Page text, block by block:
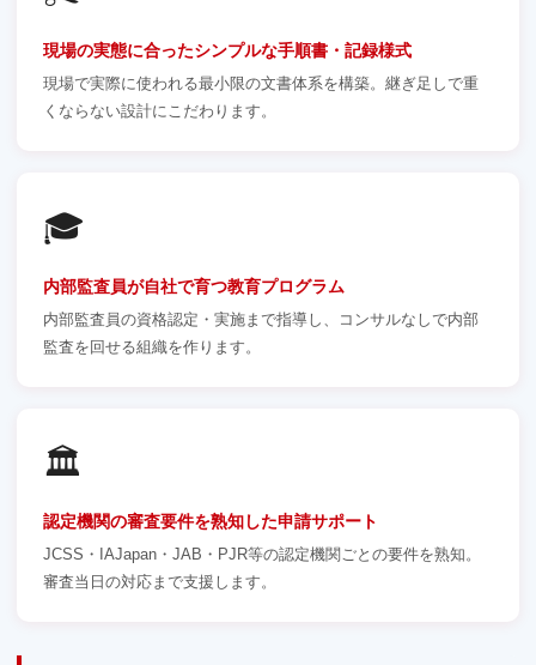
現場の実態に合ったシンプルな手順書・記録様式
現場で実際に使われる最小限の文書体系を構築。継ぎ足しで重
くならない設計にこだわります。
🎓
内部監査員が自社で育つ教育プログラム
内部監査員の資格認定・実施まで指導し、コンサルなしで内部
監査を回せる組織を作ります。
🏛️
認定機関の審査要件を熟知した申請サポート
JCSS・IAJapan・JAB・PJR等の認定機関ごとの要件を熟知。
審査当日の対応まで支援します。